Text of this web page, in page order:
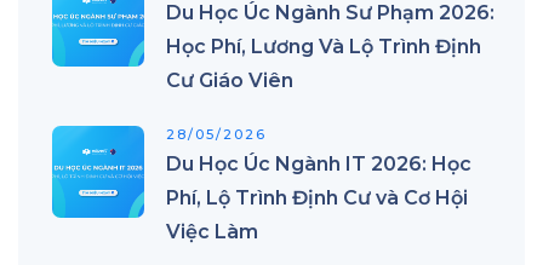
Du Học Úc Ngành Sư Phạm 2026:
Học Phí, Lương Và Lộ Trình Định
Cư Giáo Viên
28/05/2026
Du Học Úc Ngành IT 2026: Học
Phí, Lộ Trình Định Cư và Cơ Hội
Việc Làm